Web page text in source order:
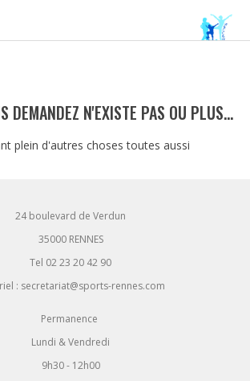
DEMANDEZ N'EXISTE PAS OU PLUS...
plein d'autres choses toutes aussi
24 boulevard de Verdun
35000 RENNES
Tel 02 23 20 42 90
: secretariat@sports-rennes.com
Permanence
Lundi & Vendredi
9h30 - 12h00